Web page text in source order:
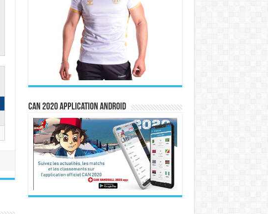
CAN 2020 Application Android